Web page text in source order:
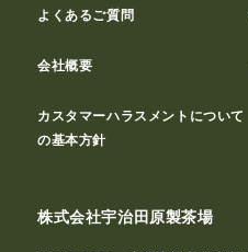
よくあるご質問
会社概要
カスタマーハラスメントについて
の基本方針
株式会社宇治田原製茶場